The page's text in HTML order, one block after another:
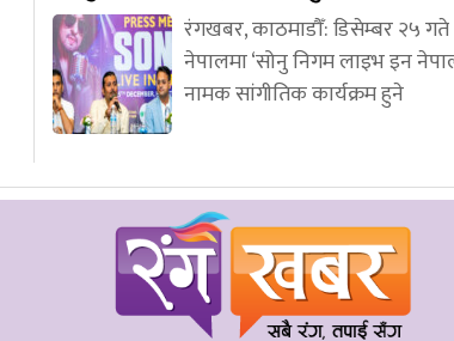
रंगखबर, काठमाडौँ: डिसेम्बर २५ गते
नेपालमा ‘सोनु निगम लाइभ इन
नामक सांगीतिक कार्यक्रम हुने